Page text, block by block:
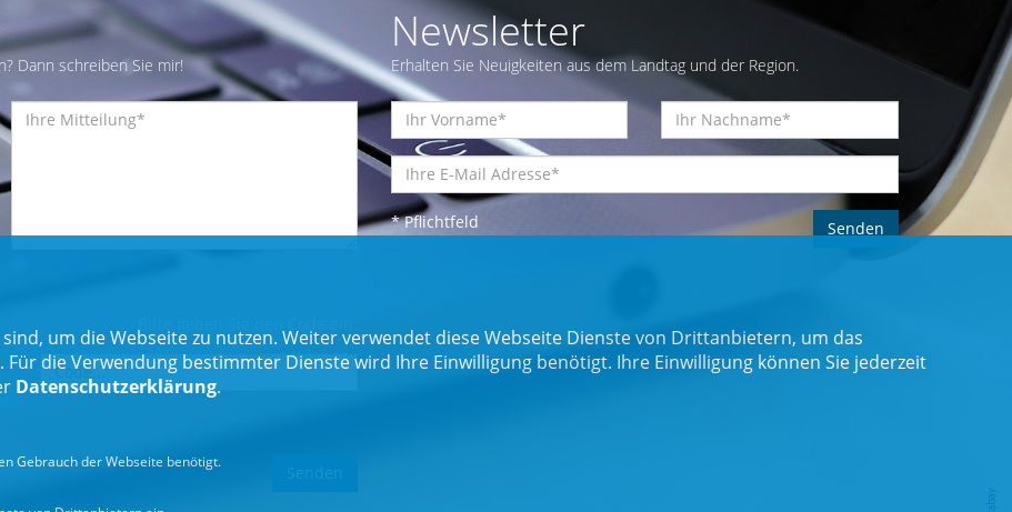
Dann schreiben Sie mir!
Newsletter
Erhalten Sie Neuigkeiten aus dem Landtag und der Region.
* Pflichtfeld
um die Webseite zu nutzen. Weiter verwendet diese Webseite Dienste von Drittanbietern, um das
die Verwendung bestimmter Dienste wird Ihre Einwilligung benötigt. Ihre Einwilligung können Sie jederzeit
Datenschutzerklärung.
Gebrauch der Webseite benötigt.